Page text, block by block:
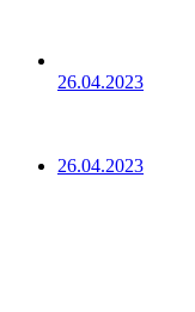
26.04.2023
26.04.2023